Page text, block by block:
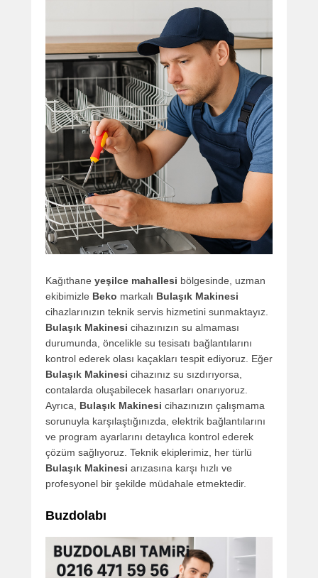
Kağıthane yeşilce mahallesi bölgesinde, uzman
ekibimizle Beko markalı Bulaşık Makinesi
cihazlarınızın teknik servis hizmetini sunmaktayız.
Bulaşık Makinesi cihazınızın su almaması
durumunda, öncelikle su tesisatı bağlantılarını
kontrol ederek olası kaçakları tespit ediyoruz. Eğer
Bulaşık Makinesi cihazınız su sızdırıyorsa,
contalarda oluşabilecek hasarları onarıyoruz.
Ayrıca, Bulaşık Makinesi cihazınızın çalışmama
sorunuyla karşılaştığınızda, elektrik bağlantılarını
ve program ayarlarını detaylıca kontrol ederek
çözüm sağlıyoruz. Teknik ekiplerimiz, her türlü
Bulaşık Makinesi arızasına karşı hızlı ve
profesyonel bir şekilde müdahale etmektedir.
Buzdolabı